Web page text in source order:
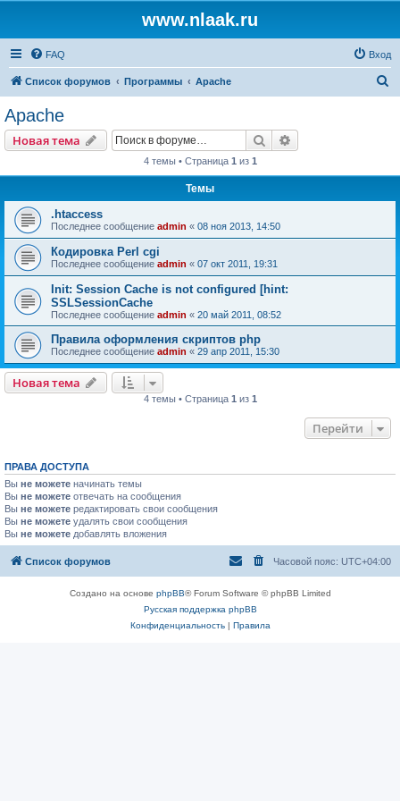
www.nlaak.ru
FAQ Вход
Список форумов Программы Apache
Apache
Новая тема Поиск
4 темы • Страница 1 из 1
Темы
.htaccess
Последнее сообщение admin « 08 ноя 2013, 14:50
Кодировка Perl cgi
Последнее сообщение admin « 07 окт 2011, 19:31
Init: Session Cache is not configured [hint:
SSLSessionCache
Последнее сообщение admin « 20 май 2011, 08:52
Правила оформления скриптов php
Последнее сообщение admin « 29 апр 2011, 15:30
Новая тема
4 темы • Страница 1 из 1
Перейти
ПРАВА ДОСТУПА
Вы не можете начинать темы
Вы не можете отвечать на сообщения
Вы не можете редактировать свои сообщения
Вы не можете удалять свои сообщения
Вы не можете добавлять вложения
Список форумов Часовой пояс: UTC+04:00
Создано на основе phpBB® Forum Software © phpBB Limited
Русская поддержка phpBB
Конфиденциальность| Правила